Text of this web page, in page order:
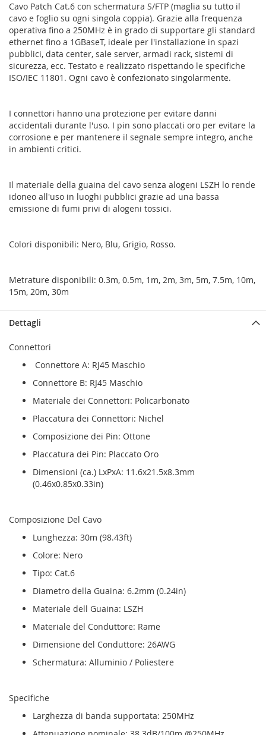
Cavo Patch Cat.6 con schermatura S/FTP (maglia su tutto il
cavo e foglio su ogni singola coppia). Grazie alla frequenza
operativa fino a 250MHz è in grado di supportare gli standard
ethernet fino a 1GBaseT, ideale per l'installazione in spazi
pubblici, data center, sale server, armadi rack, sistemi di
sicurezza, ecc. Testato e realizzato rispettando le specifiche
ISO/IEC 11801. Ogni cavo è confezionato singolarmente.
I connettori hanno una protezione per evitare danni
accidentali durante l'uso. I pin sono placcati oro per evitare la
corrosione e per mantenere il segnale sempre integro, anche
in ambienti critici.
Il materiale della guaina del cavo senza alogeni LSZH lo rende
idoneo all'uso in luoghi pubblici grazie ad una bassa
emissione di fumi privi di alogeni tossici.
Colori disponibili: Nero, Blu, Grigio, Rosso.
Metrature disponibili: 0.3m, 0.5m, 1m, 2m, 3m, 5m, 7.5m, 10m,
15m, 20m, 30m
Dettagli
Connettori
Connettore A: RJ45 Maschio
Connettore B: RJ45 Maschio
Materiale dei Connettori: Policarbonato
Placcatura dei Connettori: Nichel
Composizione dei Pin: Ottone
Placcatura dei Pin: Placcato Oro
Dimensioni (ca.) LxPxA: 11.6x21.5x8.3mm
(0.46x0.85x0.33in)
Composizione Del Cavo
Lunghezza: 30m (98.43ft)
Colore: Nero
Tipo: Cat.6
Diametro della Guaina: 6.2mm (0.24in)
Materiale dell Guaina: LSZH
Materiale del Conduttore: Rame
Dimensione del Conduttore: 26AWG
Schermatura: Alluminio / Poliestere
Specifiche
Larghezza di banda supportata: 250MHz